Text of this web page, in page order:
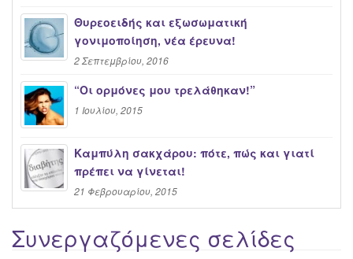
Θυρεοειδής και εξωσωματική
γονιμοποίηση, νέα έρευνα!
2 Σεπτεμβρίου, 2016
“Oι ορμόνες μου τρελάθηκαν!”
1 Ιουλίου, 2015
Καμπύλη σακχάρου: πότε, πώς και γιατί
πρέπει να γίνεται!
21 Φεβρουαρίου, 2015
Συνεργαζόμενες σελίδες